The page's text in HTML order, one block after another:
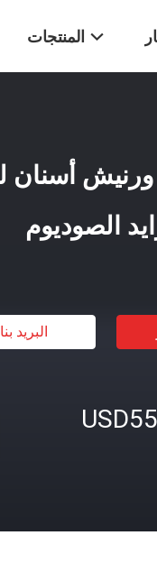
المنتجات
الصوديوم
البريد بنا